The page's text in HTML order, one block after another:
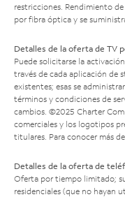
restricciones. Rendimiento
por fibra óptica y se
Detalles de la oferta de TV
Puede solicitarse la
través de cada aplicación de
existentes; esas se
términos y condiciones de
cambios. ©2025 Charter
comerciales y los logotipos
titulares. Para conocer más
Detalles de la oferta de
Oferta por tiempo limitado;
residenciales (que no hayan